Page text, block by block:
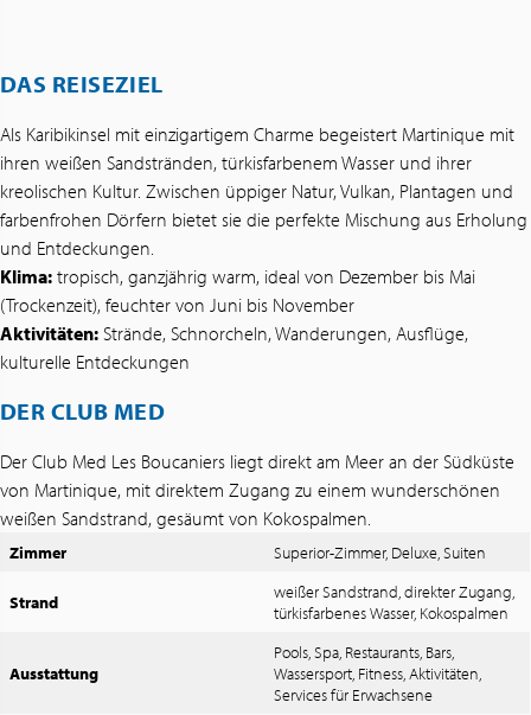
DAS REISEZIEL
Als Karibikinsel mit einzigartigem Charme begeistert Martinique mit
ihren weißen Sandstränden, türkisfarbenem Wasser und ihrer
kreolischen Kultur. Zwischen üppiger Natur, Vulkan, Plantagen und
farbenfrohen Dörfern bietet sie die perfekte Mischung aus Erholung
und Entdeckungen.
Klima: tropisch, ganzjährig warm, ideal von Dezember bis Mai
(Trockenzeit), feuchter von Juni bis November
Aktivitäten: Strände, Schnorcheln, Wanderungen, Ausflüge,
kulturelle Entdeckungen
DER CLUB MED
Der Club Med Les Boucaniers liegt direkt am Meer an der Südküste
von Martinique, mit direktem Zugang zu einem wunderschönen
weißen Sandstrand, gesäumt von Kokospalmen.
Zimmer Superior-Zimmer, Deluxe, Suiten
Strand
weißer Sandstrand, direkter Zugang,
türkisfarbenes Wasser, Kokospalmen
Ausstattung
Pools, Spa, Restaurants, Bars,
Wassersport, Fitness, Aktivitäten,
Services für Erwachsene